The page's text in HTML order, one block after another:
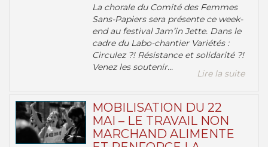
La chorale du Comité des Femmes
Sans-Papiers sera présente ce week-
end au festival Jam’in Jette. Dans le
cadre du Labo-chantier Variétés :
Circulez ?! Résistance et solidarité ?!
Venez les soutenir...
Lire la suite
MOBILISATION DU 22
MAI – LE TRAVAIL NON
MARCHAND ALIMENTE